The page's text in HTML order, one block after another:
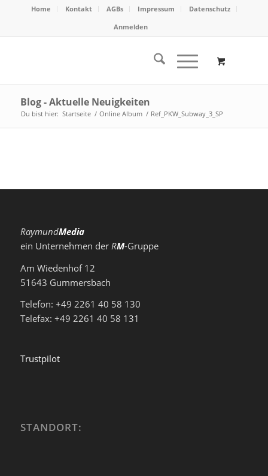
Home Kontakt AGBs Impressum
Datenschutz
Anmelden
Blog - Aktuelle Neuigkeiten
Du bist hier: Startseite / Online Album / Ref_PKW_Subway_3_SP
RaymundMedia
ein Unternehmen der RM-Gruppe
Am Wiedenhof 12
51643 Gummersbach
Telefon: +49 2261 40 58 130
Telefax: +49 2261 40 58 131
Trustpilot
STANDORT: